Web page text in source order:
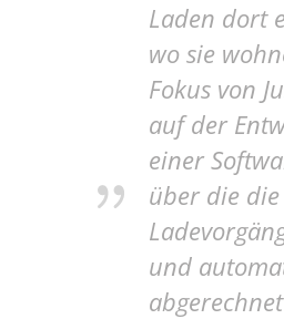
Laden dort
wo sie
Fokus von
auf der
einer
über die die
und